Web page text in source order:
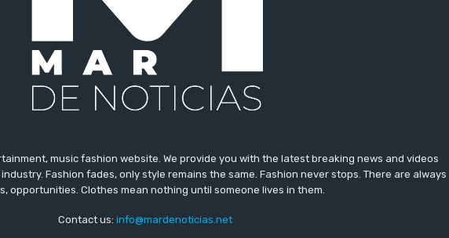
music fashion website. We provide you with the latest breaking news and videos
Fashion fades, only style remains the same. Fashion never stops. There are always
opportunities. Clothes mean nothing until someone lives in them.
Contact us: info@mardenoticias.net